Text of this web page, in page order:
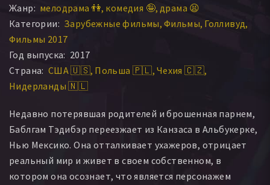
Laura J Hosek Джейсон Уиттер Joanna Furgal
Julibeth Hendren
Жанр: мелодрама 👫 комедия 🤪 драма 😫
Категории: Зарубежные фильмы Фильмы Голливуд
Фильмы 2017
Год выпуска: 2017
Страна: США 🇺🇸 Польша 🇵🇱 Чехия 🇨🇿
Нидерланды 🇳🇱
Недавно потерявшая родителей и брошенная парнем,
Баблгам Тэдибэр переезжает из Канзаса в Альбукерке,
Нью Мексико. Она отталкивает ухажеров, отрицает
реальный мир и живет в своем собственном, в
котором она осознает, что является персонажем